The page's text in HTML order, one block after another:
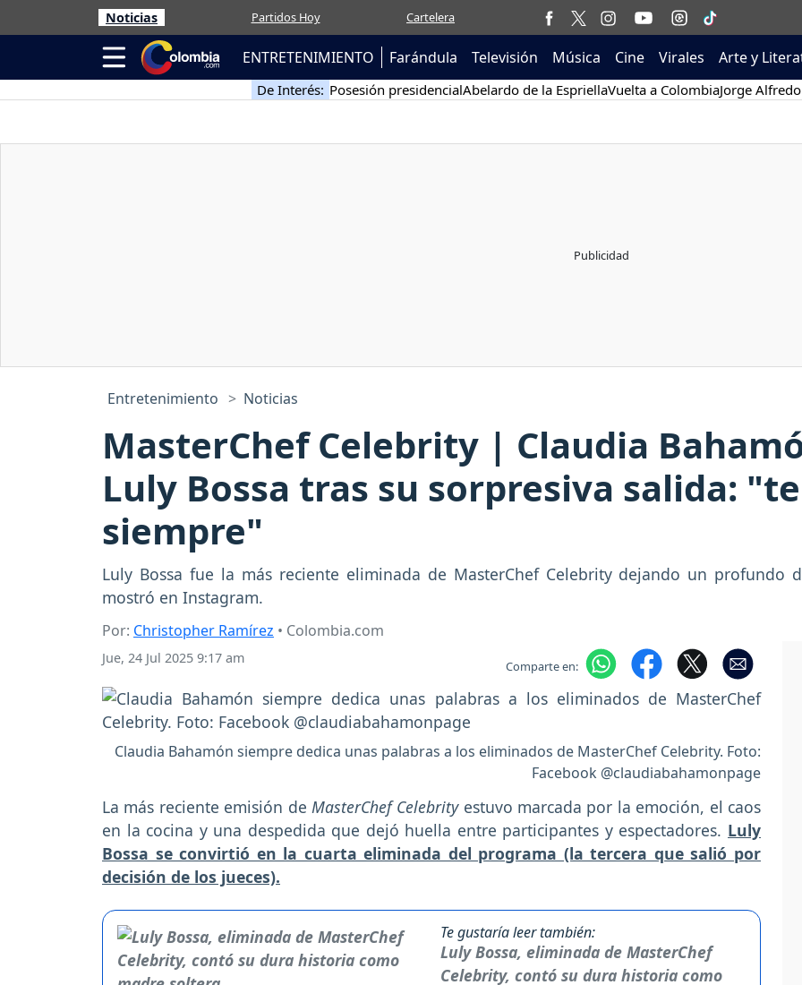
Noticias Partidos Hoy Cartelera
ENTRETENIMIENTO Farándula Televisión Música Cine Virales Arte y
De Interés: Posesión presidencialAbelardo de la EspriellaVuelta a ColombiaJorge
Entretenimiento Noticias
MasterChef Celebrity | Claudia
Luly Bossa tras su sorpresiva salida:
siempre"
Luly Bossa fue la más reciente eliminada de MasterChef Celebrity dejando un profundo
mostró en Instagram.
Por: Christopher Ramírez • Colombia.com
Jue, 24 Jul 2025 9:17 am Comparte en:
Claudia Bahamón siempre dedica unas palabras a los eliminados de MasterChef Celebrity. Foto:
Facebook @claudiabahamonpage
La más reciente emisión de MasterChef Celebrityestuvo marcada por la emoción, el caos
en la cocina y una despedida que dejó huella entre participantes y espectadores. Luly
Bossa se convirtió en la cuarta eliminada del programa (la tercera que salió por
decisión de los jueces).
Te gustaría leer también:
Luly Bossa, eliminada de MasterChef
Celebrity, contó su dura historia como